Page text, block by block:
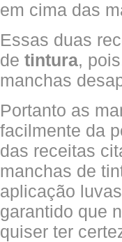
em cima das
Essas duas
de tintura,
manchas
Portanto as
facilmente da
das receitas
manchas de
aplicação
garantido que
quiser ter